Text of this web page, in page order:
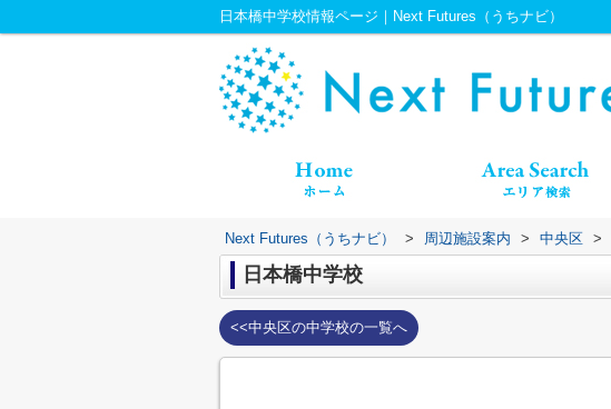
日本橋中学校情報ページ｜Next Futures（うちナビ）
Next Futures（うちナビ） > 周辺施設案内 > 中央区 >
日本橋中学校
<<中央区の中学校の一覧へ